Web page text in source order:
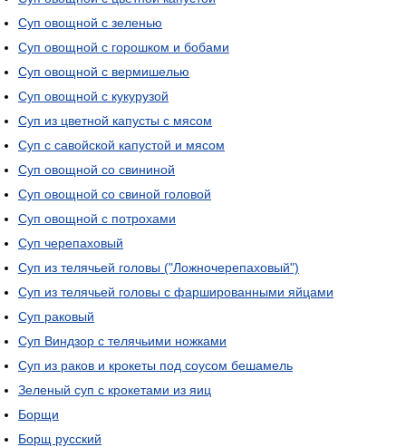
Суп овощной с зеленью
Суп овощной с горошком и бобами
Суп овощной с вермишелью
Суп овощной с кукурузой
Суп из цветной капусты с мясом
Суп с савойской капустой и мясом
Суп овощной со свининой
Суп овощной со свиной головой
Суп овощной с потрохами
Суп черепаховый
Суп из телячьей головы ("Ложночерепаховый")
Суп из телячьей головы с фаршированными яйцами
Суп раковый
Суп Виндзор с телячьими ножками
Суп из раков и крокеты под соусом бешамель
Зеленый суп с крокетами из яиц
Борщи
Борщ русский